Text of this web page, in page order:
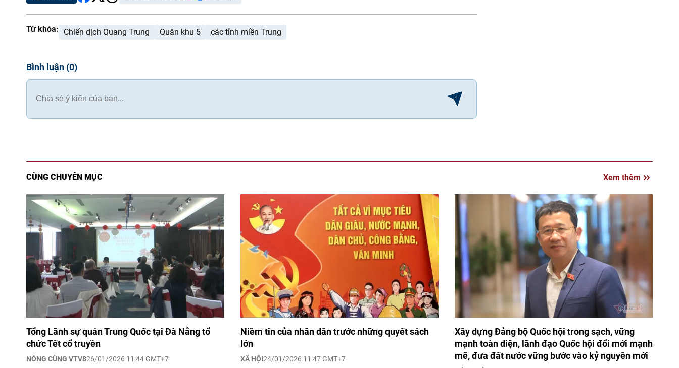
Từ khóa: Chiến dịch Quang Trung Quân khu 5 các tỉnh miền Trung
Bình luận (0)
CÙNG CHUYÊN MỤC Xem thêm
Tổng Lãnh sự quán Trung Quốc tại Đà Nẵng tổ
chức Tết cổ truyền
NÓNG CÙNG VTV826/01/2026 11:44 GMT+7
Niềm tin của nhân dân trước những quyết sách
lớn
XÃ HỘI24/01/2026 11:47 GMT+7
Xây dựng Đảng bộ Quốc hội trong sạch, vững
mạnh toàn diện, lãnh đạo Quốc hội đổi mới mạnh
mẽ, đưa đất nước vững bước vào kỷ nguyên mới